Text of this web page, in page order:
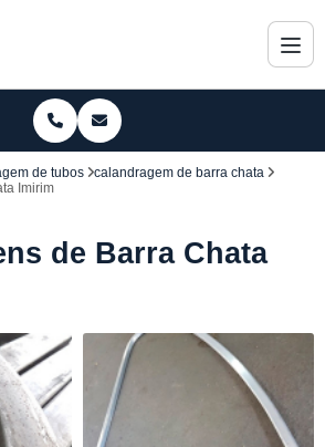
de tubos
calandragem de barra chata
Imirim
de Barra Chata